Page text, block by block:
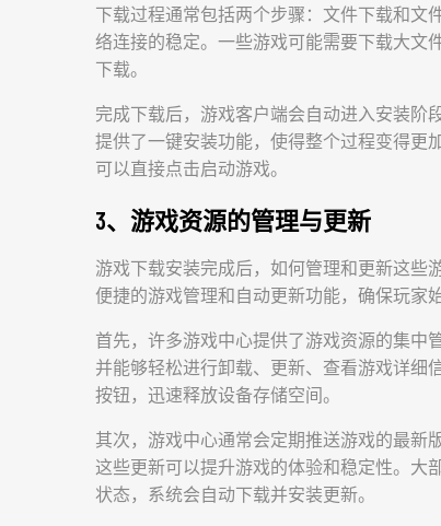
下载过程通常包括两个步骤：文件下载和文
络连接的稳定。一些游戏可能需要下载大文
下载。
完成下载后，游戏客户端会自动进入安装阶
提供了一键安装功能，使得整个过程变得更
可以直接点击启动游戏。
3、游戏资源的管理与更新
游戏下载安装完成后，如何管理和更新这些
便捷的游戏管理和自动更新功能，确保玩家
首先，许多游戏中心提供了游戏资源的集中
并能够轻松进行卸载、更新、查看游戏详细
按钮，迅速释放设备存储空间。
其次，游戏中心通常会定期推送游戏的最新
这些更新可以提升游戏的体验和稳定性。大
状态，系统会自动下载并安装更新。